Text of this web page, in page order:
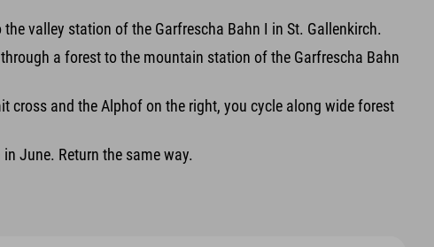
valley station of the Garfrescha Bahn I in St. Gallenkirch.
a forest to the mountain station of the Garfrescha Bahn
and the Alphof on the right, you cycle along wide forest
June. Return the same way.